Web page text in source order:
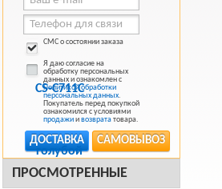
СМС о состоянии заказа
Я даю согласие на
обработку персональных
данных и ознакомлен с
Политикой обработки
персональных данных.
Покупатель перед покупкой
ознакомился с условиями
продажиивозврататовара.
САМОВЫВОЗ
ДОСТАВКА
ПРОСМОТРЕННЫЕ